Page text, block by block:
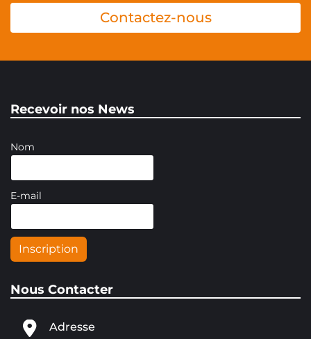
Contactez-nous
Recevoir nos News
Nom
E-mail
Inscription
Nous Contacter
Adresse